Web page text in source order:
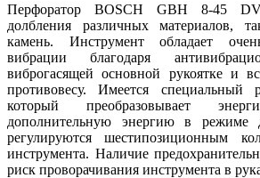
Перфоратор BOSCH GBH 8-45 DV
долбления различных материалов,
камень. Инструмент обладает
вибрации благодаря
виброгасящей основной рукоятке и
противовесу. Имеется
который преобразовывает
дополнительную энергию в режиме
регулируются шестипозиционным
инструмента. Наличие
риск проворачивания инструмента в